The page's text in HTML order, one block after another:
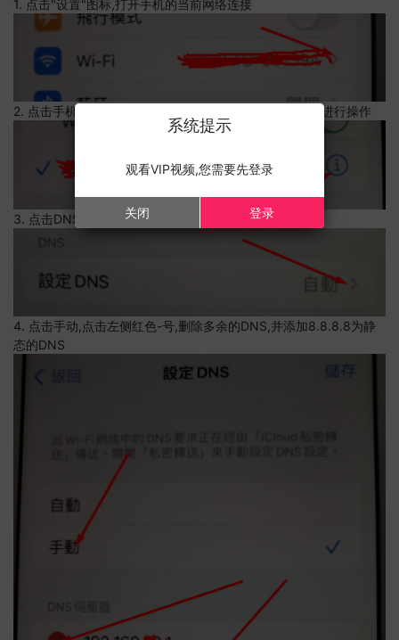
1. 点击"设置"图标,打开手机的当前网络连接
2. 点击手机的当前网络连接,上边有一个感叹号,点击可以进行操作
3. 点击DNS设置
4. 点击手动,点击左侧红色-号,删除多余的DNS,并添加8.8.8.8为静
态的DNS
系统提示
观看VIP视频,您需要先登录
关闭 登录